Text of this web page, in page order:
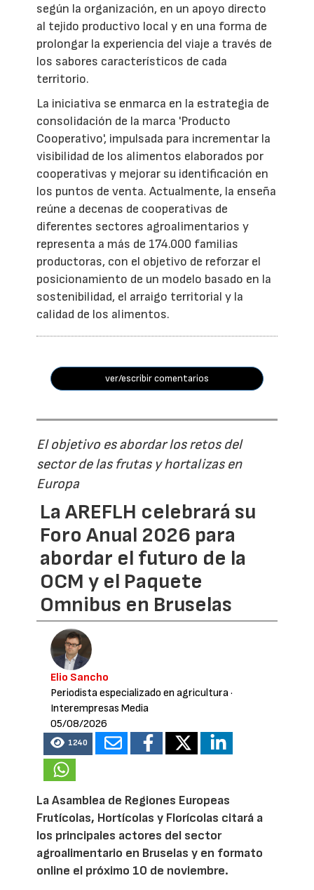
según la organización, en un apoyo directo
al tejido productivo local y en una forma de
prolongar la experiencia del viaje a través de
los sabores característicos de cada
territorio.
La iniciativa se enmarca en la estrategia de
consolidación de la marca 'Producto
Cooperativo', impulsada para incrementar la
visibilidad de los alimentos elaborados por
cooperativas y mejorar su identificación en
los puntos de venta. Actualmente, la enseña
reúne a decenas de cooperativas de
diferentes sectores agroalimentarios y
representa a más de 174.000 familias
productoras, con el objetivo de reforzar el
posicionamiento de un modelo basado en la
sostenibilidad, el arraigo territorial y la
calidad de los alimentos.
ver/escribir comentarios
El objetivo es abordar los retos del
sector de las frutas y hortalizas en
Europa
La AREFLH celebrará su
Foro Anual 2026 para
abordar el futuro de la
OCM y el Paquete
Omnibus en Bruselas
Elio Sancho
Periodista especializado en agricultura·
Interempresas Media
05/08/2026
1240
La Asamblea de Regiones Europeas
Frutícolas, Hortícolas y Florícolas citará a
los principales actores del sector
agroalimentario en Bruselas y en formato
online el próximo 10 de noviembre.